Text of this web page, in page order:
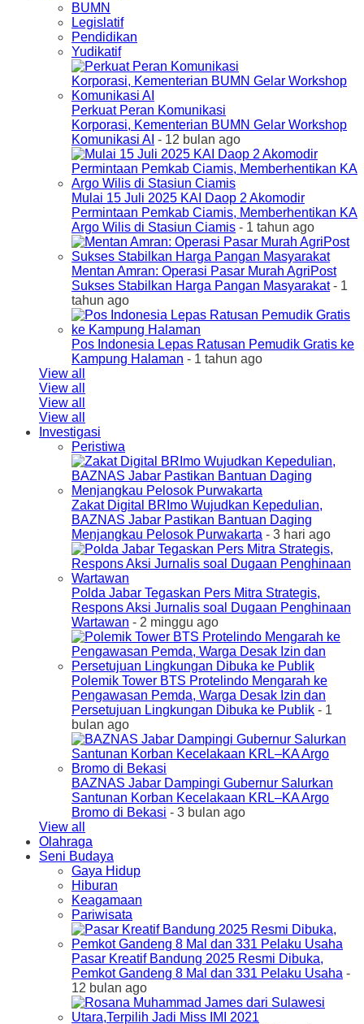
BUMN
Legislatif
Pendidikan
Yudikatif
Perkuat Peran Komunikasi
Korporasi, Kementerian BUMN Gelar Workshop
Komunikasi AI - 12 bulan ago
Mulai 15 Juli 2025 KAI Daop 2 Akomodir
Permintaan Pemkab Ciamis, Memberhentikan KA
Argo Wilis di Stasiun Ciamis - 1 tahun ago
Mentan Amran: Operasi Pasar Murah AgriPost
Sukses Stabilkan Harga Pangan Masyarakat- 1
tahun ago
Pos Indonesia Lepas Ratusan Pemudik Gratis ke
Kampung Halaman - 1 tahun ago
View all
View all
View all
View all
Investigasi
Peristiwa
Zakat Digital BRImo Wujudkan Kepedulian,
BAZNAS Jabar Pastikan Bantuan Daging
Menjangkau Pelosok Purwakarta - 3 hari ago
Polda Jabar Tegaskan Pers Mitra Strategis,
Respons Aksi Jurnalis soal Dugaan Penghinaan
Wartawan - 2 minggu ago
Polemik Tower BTS Protelindo Mengarah ke
Pengawasan Pemda, Warga Desak Izin dan
Persetujuan Lingkungan Dibuka ke Publik - 1
bulan ago
BAZNAS Jabar Dampingi Gubernur Salurkan
Santunan Korban Kecelakaan KRL–KA Argo
Bromo di Bekasi - 3 bulan ago
View all
Olahraga
Seni Budaya
Gaya Hidup
Hiburan
Keagamaan
Pariwisata
Pasar Kreatif Bandung 2025 Resmi Dibuka,
Pemkot Gandeng 8 Mal dan 331 Pelaku Usaha -
12 bulan ago